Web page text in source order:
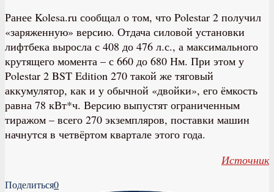
Ранее Kolesa.ru сообщал о том, что Polestar 2 получил
«заряженную» версию. Отдача силовой установки
лифтбека выросла с 408 до 476 л.с., а максимального
крутящего момента – с 660 до 680 Нм. При этом у
Polestar 2 BST Edition 270 такой же тяговый
аккумулятор, как и у обычной «двойки», его ёмкость
равна 78 кВт*ч. Версию выпустят ограниченным
тиражом – всего 270 экземпляров, поставки машин
начнутся в четвёртом квартале этого года.
Источник
Поделиться0